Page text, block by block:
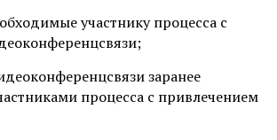
участнику процесса с
заранее
процесса с привлечением